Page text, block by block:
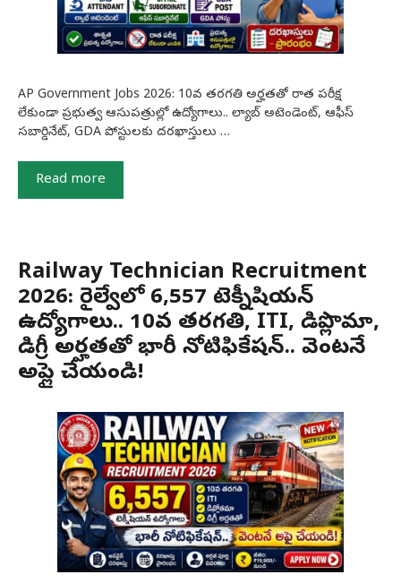
AP Government Jobs 2026: 10వ తరగతి అర్హతతో రాత పరీక్ష
లేకుండా ప్రభుత్వ ఆసుపత్రుల్లో ఉద్యోగాలు.. ల్యాబ్ అటెండెంట్, ఆఫీస్
సబార్డినేట్, GDA పోస్టులకు దరఖాస్తులు …
Read more
Railway Technician Recruitment
2026: రైల్వేలో 6,557 టెక్నీషియన్
ఉద్యోగాలు.. 10వ తరగతి, ITI, డిప్లొమా,
డిగ్రీ అర్హతతో భారీ నోటిఫికేషన్.. వెంటనే
అప్లై చేయండి!